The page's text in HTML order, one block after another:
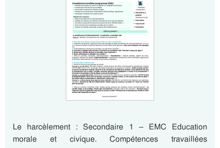
Le harcèlement : Secondaire 1 – EMC Education
morale et civique. Compétences travaillées